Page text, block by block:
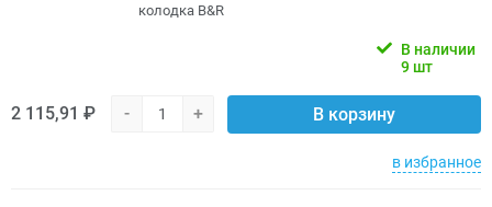
колодка B&R
В наличии
9 шт
2 115,91 ₽ - + В корзину
в избранное